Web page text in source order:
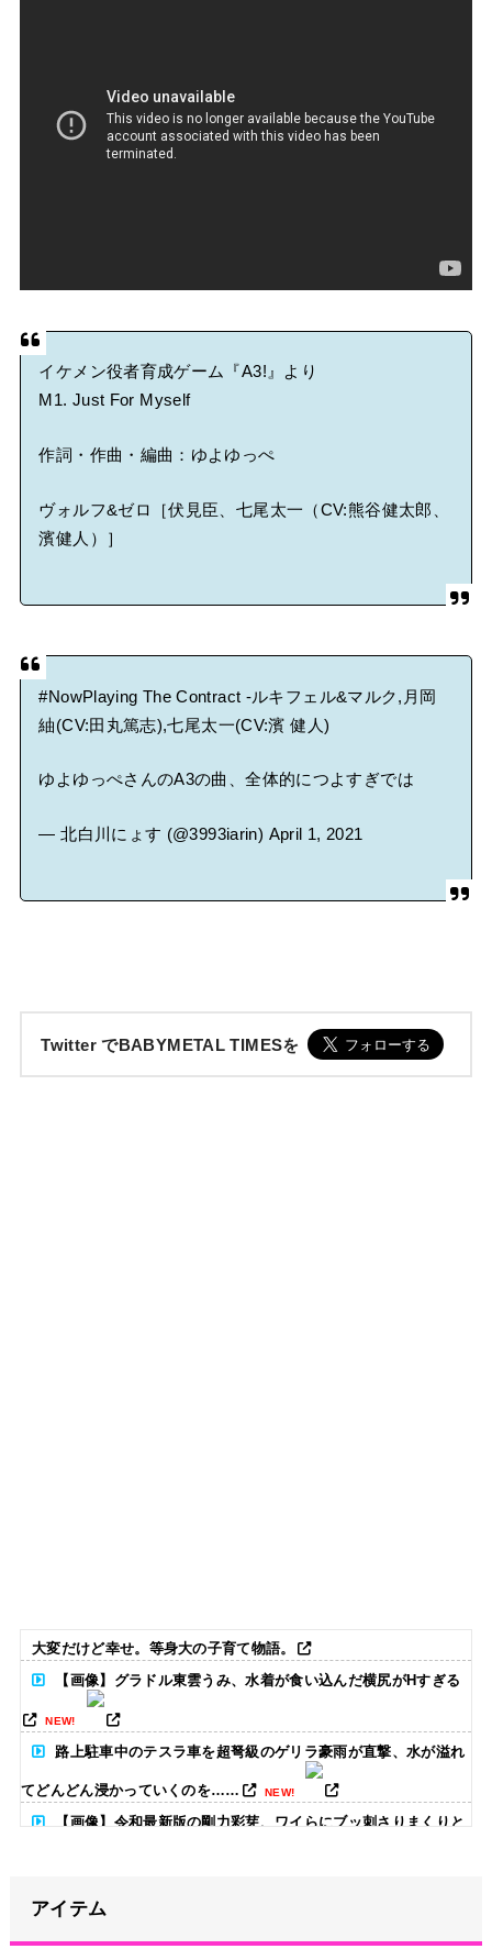
イケメン役者育成ゲーム『A3!』より
M1. Just For Myself
作詞・作曲・編曲：ゆよゆっぺ
ヴォルフ&ゼロ［伏見臣、七尾太一（CV:熊谷健太郎、
濱健人）］
#NowPlaying The Contract -ルキフェル&マルク,月岡
紬(CV:田丸篤志),七尾太一(CV:濱 健人)
ゆよゆっぺさんのA3の曲、全体的につよすぎでは
— 北白川にょす (@3993iarin) April 1, 2021
Twitter でBABYMETAL TIMESを
大変だけど幸せ。等身大の子育て物語。
【画像】グラドル東雲うみ、水着が食い込んだ横尻がHすぎる
NEW!
路上駐車中のテスラ車を超弩級のゲリラ豪雨が直撃、水が溢れ
てどんどん浸かっていくのを…… NEW!
【画像】令和最新版の剛力彩芽、ワイらにブッ刺さりまくりと
アイテム